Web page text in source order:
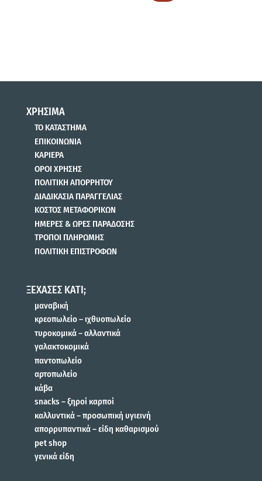
ΧΡΗΣΙΜΑ
ΤΟ ΚΑΤΑΣΤΗΜΑ
ΕΠΙΚΟΙΝΩΝΙΑ
ΚΑΡΙΕΡΑ
ΟΡΟΙ ΧΡΗΣΗΣ
ΠΟΛΙΤΙΚΗ ΑΠΟΡΡΗΤΟΥ
ΔΙΑΔΙΚΑΣΙΑ ΠΑΡΑΓΓΕΛΙΑΣ
ΚΟΣΤΟΣ ΜΕΤΑΦΟΡΙΚΩΝ
ΗΜΕΡΕΣ & ΩΡΕΣ ΠΑΡΑΔΟΣΗΣ
ΤΡΟΠΟΙ ΠΛΗΡΩΜΗΣ
ΠΟΛΙΤΙΚΗ ΕΠΙΣΤΡΟΦΩΝ
ΞΕΧΑΣΕΣ ΚΑΤΙ;
μαναβική
κρεοπωλείο – ιχθυοπωλείο
τυροκομικά – αλλαντικά
γαλακτοκομικά
παντοπωλείο
αρτοπωλείο
κάβα
snacks – ξηροί καρποί
καλλυντικά – προσωπική υγιεινή
απορρυπαντικά – είδη καθαρισμού
pet shop
γενικά είδη